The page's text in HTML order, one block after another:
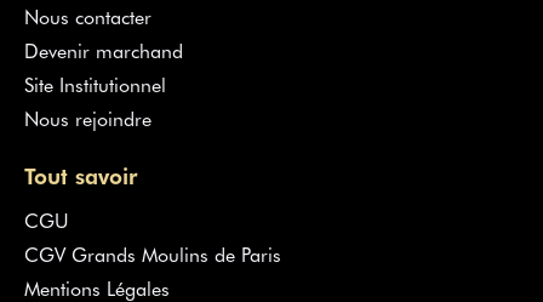
Nous contacter
Devenir marchand
Site Institutionnel
Nous rejoindre
Tout savoir
CGU
CGV Grands Moulins de Paris
Mentions Légales